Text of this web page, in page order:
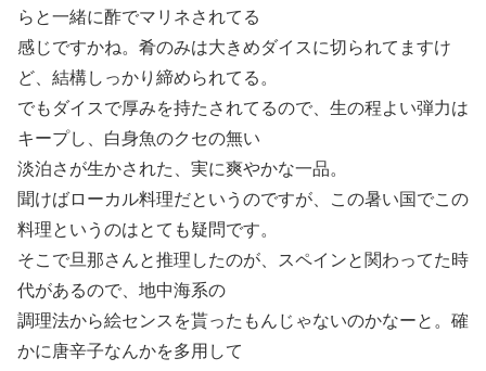
らと一緒に酢でマリネされてる
感じですかね。肴のみは大きめダイスに切られてますけ
ど、結構しっかり締められてる。
でもダイスで厚みを持たされてるので、生の程よい弾力は
キープし、白身魚のクセの無い
淡泊さが生かされた、実に爽やかな一品。
聞けばローカル料理だというのですが、この暑い国でこの
料理というのはとても疑問です。
そこで旦那さんと推理したのが、スペインと関わってた時
代があるので、地中海系の
調理法から絵センスを貰ったもんじゃないのかなーと。確
かに唐辛子なんかを多用して